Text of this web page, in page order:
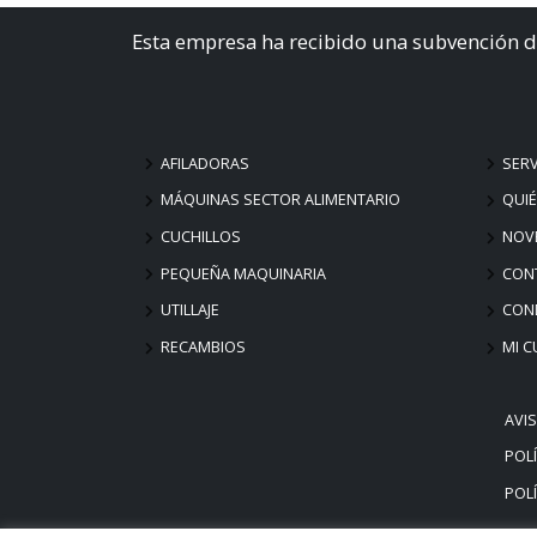
Esta empresa ha recibido una subvención
AFILADORAS
MÁQUINAS SECTOR ALIMENTARIO
CUCHILLOS
PEQUEÑA MAQUINARIA
UTILLAJE
RECAMBIOS
MI